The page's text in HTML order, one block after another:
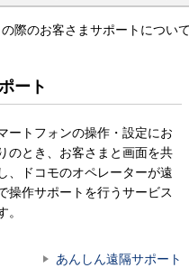
際のお客さまサポートについ
ート
ートフォンの操作・設定にお
のとき、お客さまと画面を共
、ドコモのオペレーターが遠
操作サポートを行うサービス
。
あんしん遠隔サポート